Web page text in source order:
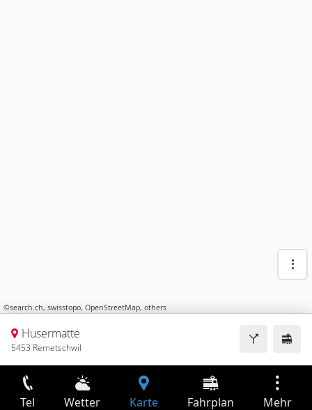
©search.ch, swisstopo, OpenStreetMap, others
Husermatte
5453 Remetschwil
Tel Wetter Karte Fahrplan Mehr